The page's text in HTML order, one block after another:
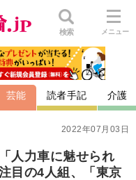
検索 メニュー
芸能 読者手記 介護
2022年07月03日
人力車に魅せられ
目の4人組、「東京